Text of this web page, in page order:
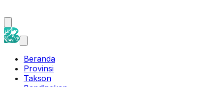
Beranda
Provinsi
Takson